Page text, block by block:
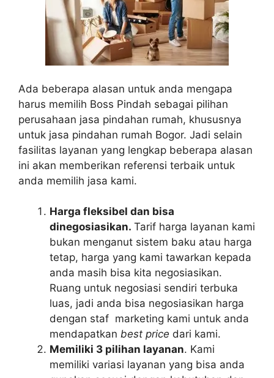
Ada beberapa alasan untuk anda mengapa
harus memilih Boss Pindah sebagai pilihan
perusahaan jasa pindahan rumah, khususnya
untuk jasa pindahan rumah Bogor. Jadi selain
fasilitas layanan yang lengkap beberapa alasan
ini akan memberikan referensi terbaik untuk
anda memilih jasa kami.
Harga fleksibel dan bisa
dinegosiasikan. Tarif harga layanan kami
bukan menganut sistem baku atau harga
tetap, harga yang kami tawarkan kepada
anda masih bisa kita negosiasikan.
Ruang untuk negosiasi sendiri terbuka
luas, jadi anda bisa negosiasikan harga
dengan staf marketing kami untuk anda
mendapatkan best price dari kami.
Memiliki 3 pilihan layanan. Kami
memiliki variasi layanan yang bisa anda